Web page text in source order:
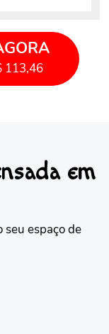
113,46
em
seu espaço de